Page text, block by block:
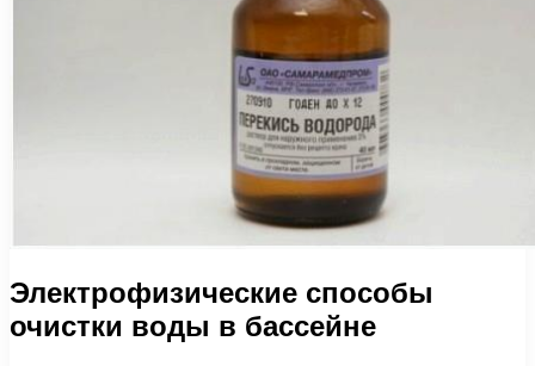
Электрофизические способы
очистки воды в бассейне